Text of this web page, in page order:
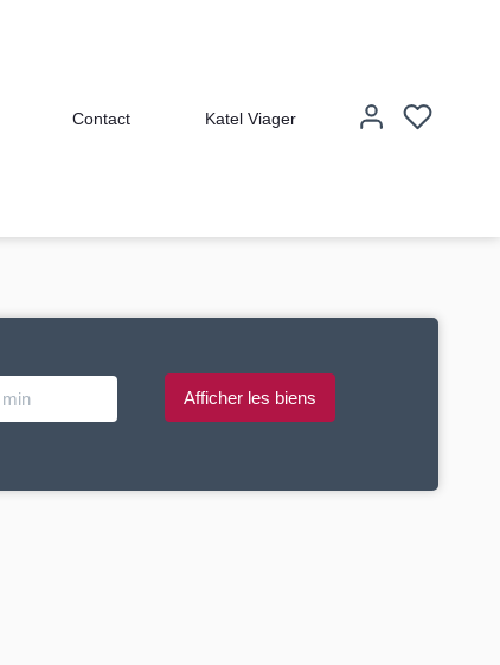
Contact Katel Viager